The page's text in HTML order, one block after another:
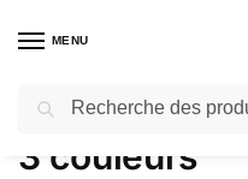
MENU
Accueil / Produits identifiés “3
3 couleurs